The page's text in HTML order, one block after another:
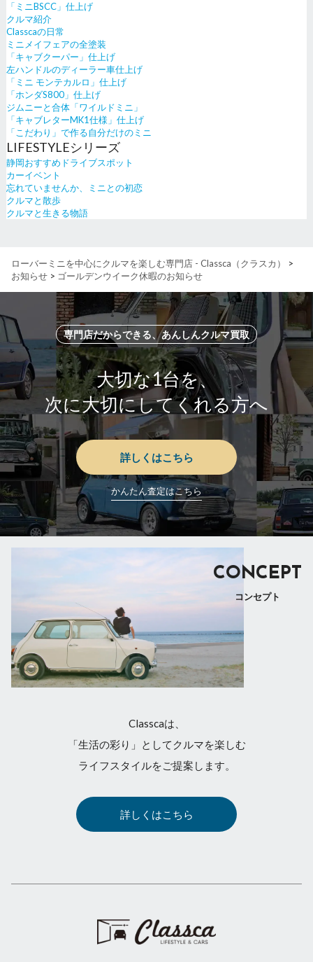
「ミニBSCC」仕上げ
クルマ紹介
Classcaの日常
ミニメイフェアの全塗装
「キャブクーパー」仕上げ
左ハンドルのディーラー車仕上げ
「ミニ モンテカルロ」仕上げ
「ホンダS800」仕上げ
ジムニーと合体「ワイルドミニ」
「キャブレターMK1仕様」仕上げ
「こだわり」で作る自分だけのミニ
LIFESTYLEシリーズ
静岡おすすめドライブスポット
カーイベント
忘れていませんか、ミニとの初恋
クルマと散歩
クルマと生きる物語
ローバーミニを中心にクルマを楽しむ専門店 - Classca（クラスカ）
>
お知らせ > ゴールデンウイーク休暇のお知らせ
専門店だからできる、あんしんクルマ買取
大切な1台を、
次に大切にしてくれる方へ
詳しくはこちら
かんたん査定はこちら
CONCEPT
コンセプト
Classcaは、
「生活の彩り」としてクルマを楽しむ
ライフスタイルをご提案します。
詳しくはこちら